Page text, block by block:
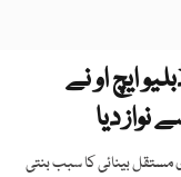
ایچ او نے
نواز دیا
بینائی کا سبب بنتی